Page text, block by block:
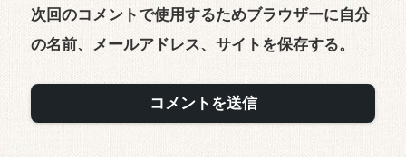
次回のコメントで使用するためブラウザーに自分
の名前、メールアドレス、サイトを保存する。